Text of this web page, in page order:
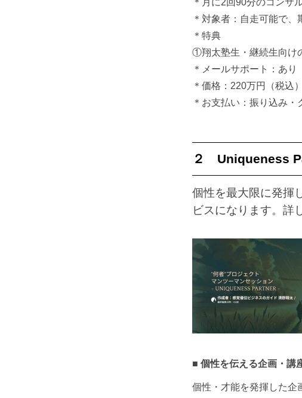
＊月に2回90分のコンサ
＊対象者：自走可能で
＊特典
ㅤ①翔太塾生・継続生向
＊メールサポート：あり
＊価格：220万円（税込）
＊お支払い：振り込み・
２ Uniqueness
個性を最大限に発揮
ビスになります。詳
個性を伝える企画・講
個性・才能を発揮した企